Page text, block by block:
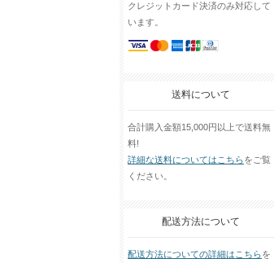
クレジットカード決済のみ対応して
います。
送料について
合計購入金額15,000円以上で送料無
料!
詳細な送料についてはこちらをご覧
ください。
配送方法について
配送方法についての詳細はこちらを